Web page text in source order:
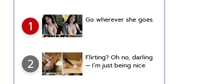
1 Go wherever she goes.
2
Flirting? Oh no, darling
— I’m just being nice.